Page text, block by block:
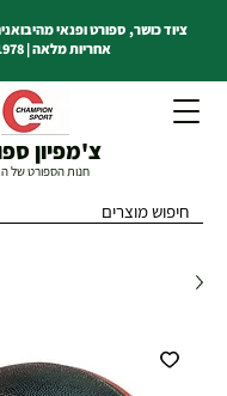
צ'מפיון
חנות הספורט של
ציוד כושר, ספורט ופנאי
אחריות מלאה | since 1978